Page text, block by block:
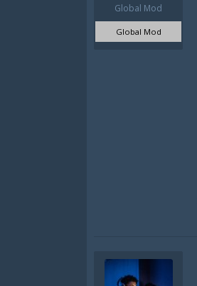
Global Mod
Global Mod